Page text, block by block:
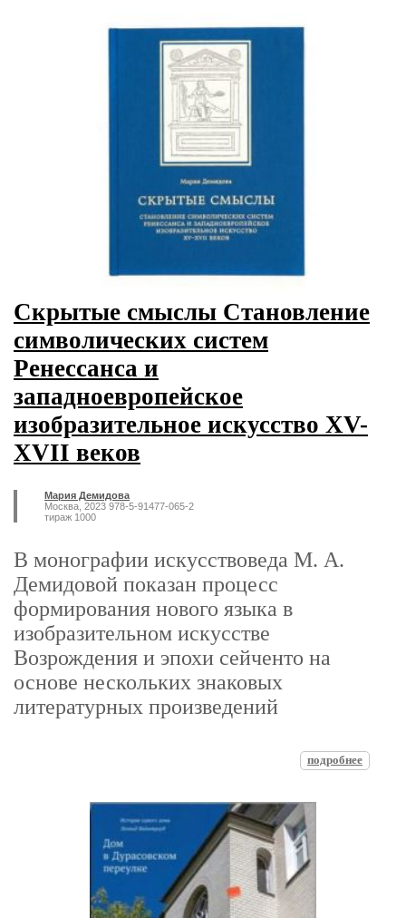
Скрытые смыслы Становление
символических систем
Ренессанса и
западноевропейское
изобразительное искусство XV-
XVII веков
Мария Демидова
Москва, 2023 978-5-91477-065-2
тираж 1000
В монографии искусствоведа М. А.
Демидовой показан процесс
формирования нового языка в
изобразительном искусстве
Возрождения и эпохи сейченто на
основе нескольких знаковых
литературных произведений
подробнее